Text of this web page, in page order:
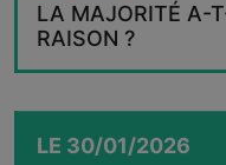
LA MAJORITÉ A-
RAISON ?
LE 30/01/2026